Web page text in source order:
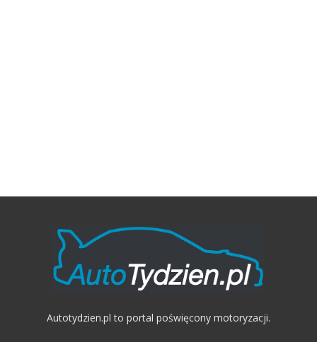
Autotydzien.pl to portal poświęcony motoryzacji.